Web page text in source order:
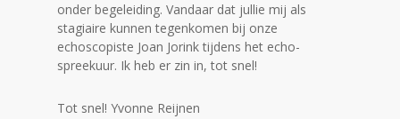
onder begeleiding. Vandaar dat jullie mij als
stagiaire kunnen tegenkomen bij onze
echoscopiste Joan Jorink tijdens het echo-
spreekuur. Ik heb er zin in, tot snel!
Tot snel! Yvonne Reijnen